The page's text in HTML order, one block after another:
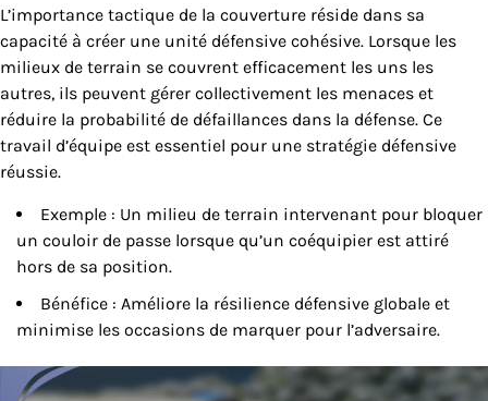
L’importance tactique de la couverture réside dans sa
capacité à créer une unité défensive cohésive. Lorsque les
milieux de terrain se couvrent efficacement les uns les
autres, ils peuvent gérer collectivement les menaces et
réduire la probabilité de défaillances dans la défense. Ce
travail d’équipe est essentiel pour une stratégie défensive
réussie.
Exemple : Un milieu de terrain intervenant pour bloquer
un couloir de passe lorsque qu’un coéquipier est attiré
hors de sa position.
Bénéfice : Améliore la résilience défensive globale et
minimise les occasions de marquer pour l’adversaire.